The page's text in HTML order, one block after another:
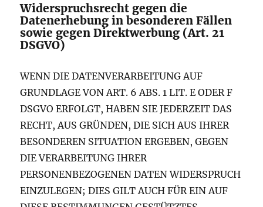
Widerspruchsrecht gegen die
Datenerhebung in besonderen Fällen
sowie gegen Direktwerbung (Art. 21
DSGVO)
WENN DIE DATENVERARBEITUNG AUF
GRUNDLAGE VON ART. 6 ABS. 1 LIT. E ODER F
DSGVO ERFOLGT, HABEN SIE JEDERZEIT DAS
RECHT, AUS GRÜNDEN, DIE SICH AUS IHRER
BESONDEREN SITUATION ERGEBEN, GEGEN
DIE VERARBEITUNG IHRER
PERSONENBEZOGENEN DATEN WIDERSPRUCH
EINZULEGEN; DIES GILT AUCH FÜR EIN AUF